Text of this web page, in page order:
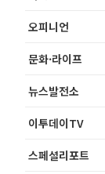
오피니언
문화·라이프
뉴스발전소
이투데이TV
스페셜리포트